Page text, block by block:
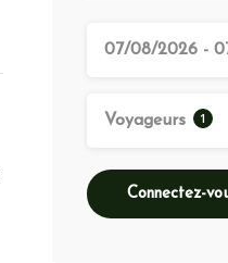
Voyageurs 1
Connectez-